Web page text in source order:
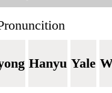
Hanyu Yale